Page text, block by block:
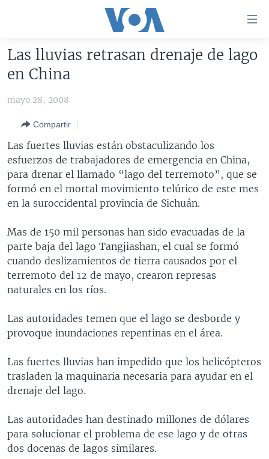
accesibilidad
principal
Salte
navegador
principal
Salte
búsqueda
AMÉRICA DEL NORTE
MÉXICO
HAITÍ
ELECCIONES EEUU
VOTO DIVIDIDO
VOA VERIFICA
VOA VERIFICA UCRANIA/RUSIA
VOA VERIFICA INMIGRACIÓN
VOA VERIFICA AMÉRICA LATINA
AMÉRICA LATINA
ARGENTINA
BOLIVIA
COLOMBIA
PERÚ
ECUADOR
VENEZUELA
CHINA EN AMÉRICA LATINA
CENTROAMÉRICA
COSTA RICA
GUATEMALA
HONDURAS
NICARAGUA
OTRAS SECCIONES
LIBERTAD DE PRENSA
MUNDO
ECONOMÍA
TECNOLOGÍA
CIENCIA Y SALUD
LIBERTAD DE PRENSA
UCRANIA
MULTIMEDIA
FOTOGRAFÍA
EL MUNDO AL DÍA
VISIÓN 360
LAS CLAVES
RADIO
AUDIONOTICIAS
BUENOS DÍAS AMÉRICA
EL MUNDO AL DÍA [RADIO]
FORO [RADIO]
DOCUMENTALES DE LA VOA
Learning English
SÍGANOS
Las lluvias retrasan drenaje de lago
en China
mayo 28, 2008
Compartir
Las fuertes lluvias están obstaculizando los
esfuerzos de trabajadores de emergencia en China,
para drenar el llamado “lago del terremoto”, que se
formó en el mortal movimiento telúrico de este mes
en la suroccidental provincia de Sichuán.
Mas de 150 mil personas han sido evacuadas de la
parte baja del lago Tangjiashan, el cual se formó
cuando deslizamientos de tierra causados por el
terremoto del 12 de mayo, crearon represas
naturales en los ríos.
Las autoridades temen que el lago se desborde y
provoque inundaciones repentinas en el área.
Las fuertes lluvias han impedido que los helicópteros
trasladen la maquinaria necesaria para ayudar en el
drenaje del lago.
Las autoridades han destinado millones de dólares
para solucionar el problema de ese lago y de otras
dos docenas de lagos similares.